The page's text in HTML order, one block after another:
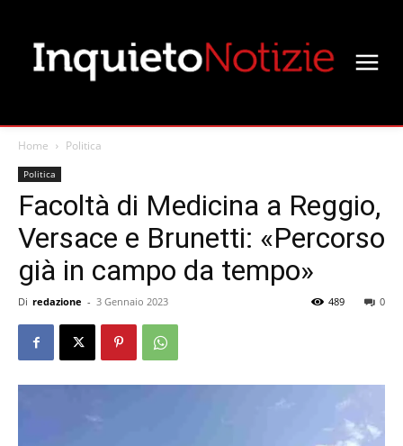
Home Politica
Politica
Facoltà di Medicina a Reggio,
Versace e Brunetti: «Percorso
già in campo da tempo»
Di redazione - 3 Gennaio 2023 0
489